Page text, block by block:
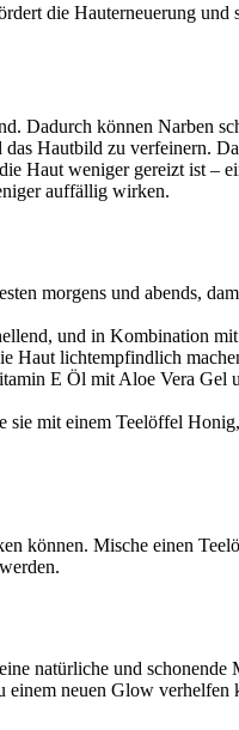
die Hauterneuerung
Dadurch können Narben
Hautbild zu verfeinern.
Haut weniger gereizt ist
auffällig wirken.
morgens und abends,
und in Kombination
Haut lichtempfindlich
E Öl mit Aloe Vera Gel
mit einem Teelöffel
können. Mische einen
natürliche und
einem neuen Glow verhelfen